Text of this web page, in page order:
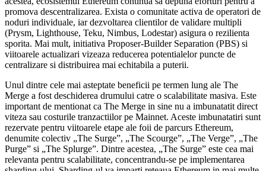
promova descentralizarea. Exista o comunitate activa de operatori de
noduri individuale, iar dezvoltarea clientilor de validare multipli
(Prysm, Lighthouse, Teku, Nimbus, Lodestar) asigura o rezilienta
sporita. Mai mult, initiativa Proposer-Builder Separation (PBS) si
viitoarele actualizari vizeaza reducerea potentialelor puncte de
centralizare si distribuirea mai echitabila a puterii.
Unul dintre cele mai asteptate beneficii pe termen lung ale The
Merge a fost deschiderea drumului catre o scalabilitate masiva. Este
important de mentionat ca The Merge in sine nu a imbunatatit direct
viteza sau costurile tranzactiilor pe Mainnet. Aceste imbunatatiri sunt
rezervate pentru viitoarele etape ale foii de parcurs Ethereum,
denumite colectiv „The Surge”, „The Scourge”, „The Verge”, „The
Purge” si „The Splurge”. Dintre acestea, „The Surge” este cea mai
relevanta pentru scalabilitate, concentrandu-se pe implementarea